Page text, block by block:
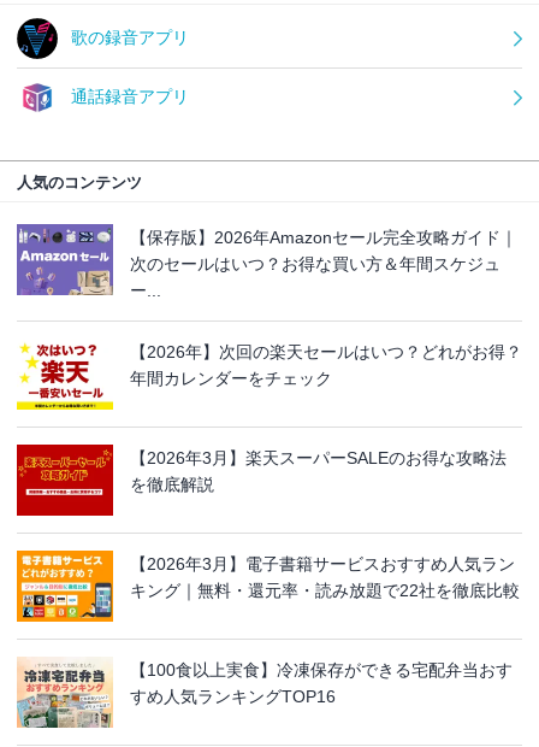
歌の録音アプリ
通話録音アプリ
人気のコンテンツ
【保存版】2026年Amazonセール完全攻略ガイド｜
次のセールはいつ？お得な買い方＆年間スケジュ
ー...
【2026年】次回の楽天セールはいつ？どれがお得？
年間カレンダーをチェック
【2026年3月】楽天スーパーSALEのお得な攻略法
を徹底解説
【2026年3月】電子書籍サービスおすすめ人気ラン
キング｜無料・還元率・読み放題で22社を徹底比較
【100食以上実食】冷凍保存ができる宅配弁当おす
すめ人気ランキングTOP16